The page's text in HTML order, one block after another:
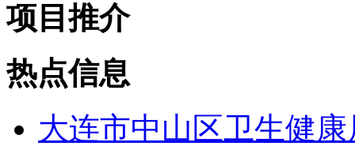
项目推介
热点信息
大连市中山区卫生健